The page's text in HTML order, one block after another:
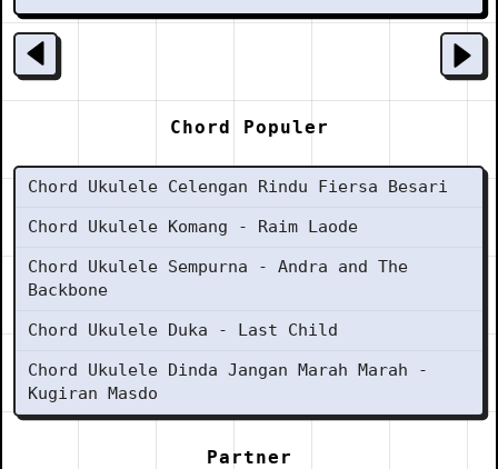
Chord Populer
Chord Ukulele Celengan Rindu Fiersa Besari
Chord Ukulele Komang - Raim Laode
Chord Ukulele Sempurna - Andra and The
Backbone
Chord Ukulele Duka - Last Child
Chord Ukulele Dinda Jangan Marah Marah -
Kugiran Masdo
Partner